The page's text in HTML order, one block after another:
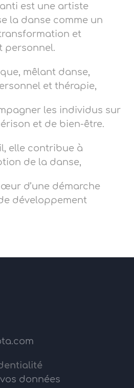
est une artiste
la danse comme un
et
personnel.
mêlant danse,
et thérapie,
les individus sur
et de bien-être.
elle contribue à
de la danse,
d’une démarche
développement
données